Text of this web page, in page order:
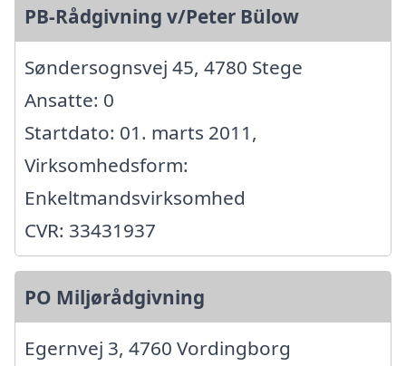
PB-Rådgivning v/Peter Bülow
Søndersognsvej 45, 4780 Stege
Ansatte: 0
Startdato: 01. marts 2011,
Virksomhedsform:
Enkeltmandsvirksomhed
CVR: 33431937
PO Miljørådgivning
Egernvej 3, 4760 Vordingborg